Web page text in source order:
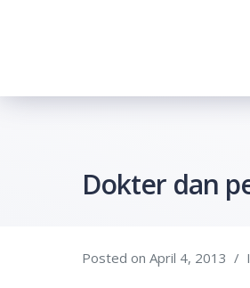
Dokter dan
Posted on April 4, 2013